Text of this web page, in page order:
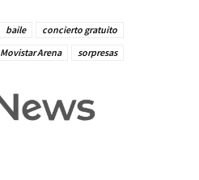
baile
concierto gratuito
Movistar Arena sorpresas